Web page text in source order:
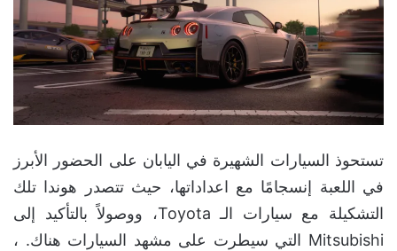
تستحوذ السيارات الشهيرة في اليابان على الحضور الأبرز
في اللعبة إنسجامًا مع اعداداتها، حيث تتصدر هوندا تلك
التشكيلة مع سيارات الـ Toyota، ووصولاً بالتأكيد إلى
Mitsubishi التي سيطرت على مشهد السيارات هناك. ،